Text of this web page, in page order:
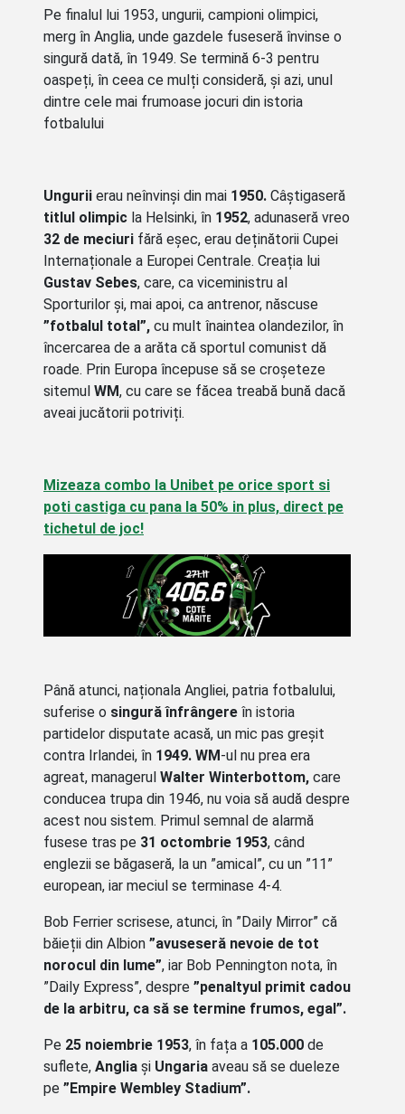
Pe finalul lui 1953, ungurii, campioni olimpici,
merg în Anglia, unde gazdele fuseseră învinse o
singură dată, în 1949. Se termină 6-3 pentru
oaspeți, în ceea ce mulți consideră, și azi, unul
dintre cele mai frumoase jocuri din istoria
fotbalului
Ungurii erau neînvinși din mai 1950. Câștigaseră
titlul olimpic la Helsinki, în 1952, adunaseră vreo
32 de meciuri fără eșec, erau deținătorii Cupei
Internaționale a Europei Centrale. Creația lui
Gustav Sebes, care, ca viceministru al
Sporturilor și, mai apoi, ca antrenor, născuse
”fotbalul total”, cu mult înaintea olandezilor, în
încercarea de a arăta că sportul comunist dă
roade. Prin Europa începuse să se croșeteze
sitemul WM, cu care se făcea treabă bună dacă
aveai jucătorii potriviți.
Mizeaza combo la Unibet pe orice sport si
poti castiga cu pana la 50% in plus, direct pe
tichetul de joc!
Până atunci, naționala Angliei, patria fotbalului,
suferise o singură înfrângere în istoria
partidelor disputate acasă, un mic pas greșit
contra Irlandei, în 1949. WM-ul nu prea era
agreat, managerul Walter Winterbottom, care
conducea trupa din 1946, nu voia să audă despre
acest nou sistem. Primul semnal de alarmă
fusese tras pe 31 octombrie 1953, când
englezii se băgaseră, la un ”amical”, cu un ”11”
european, iar meciul se terminase 4-4.
Bob Ferrier scrisese, atunci, în ”Daily Mirror” că
băieții din Albion ”avuseseră nevoie de tot
norocul din lume”, iar Bob Pennington nota, în
”Daily Express”, despre ”penaltyul primit cadou
de la arbitru, ca să se termine frumos, egal”.
Pe 25 noiembrie 1953, în fața a 105.000 de
suflete, Anglia și Ungaria aveau să se dueleze
pe ”Empire Wembley Stadium”.